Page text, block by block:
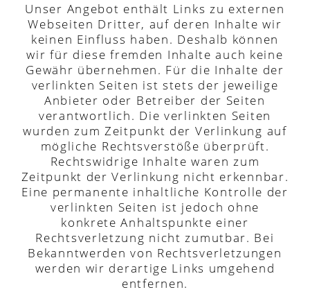
Unser Angebot enthält Links zu externen
Webseiten Dritter, auf deren Inhalte wir
keinen Einfluss haben. Deshalb können
wir für diese fremden Inhalte auch keine
Gewähr übernehmen. Für die Inhalte der
verlinkten Seiten ist stets der jeweilige
Anbieter oder Betreiber der Seiten
verantwortlich. Die verlinkten Seiten
wurden zum Zeitpunkt der Verlinkung auf
mögliche Rechtsverstöße überprüft.
Rechtswidrige Inhalte waren zum
Zeitpunkt der Verlinkung nicht erkennbar.
Eine permanente inhaltliche Kontrolle der
verlinkten Seiten ist jedoch ohne
konkrete Anhaltspunkte einer
Rechtsverletzung nicht zumutbar. Bei
Bekanntwerden von Rechtsverletzungen
werden wir derartige Links umgehend
entfernen.